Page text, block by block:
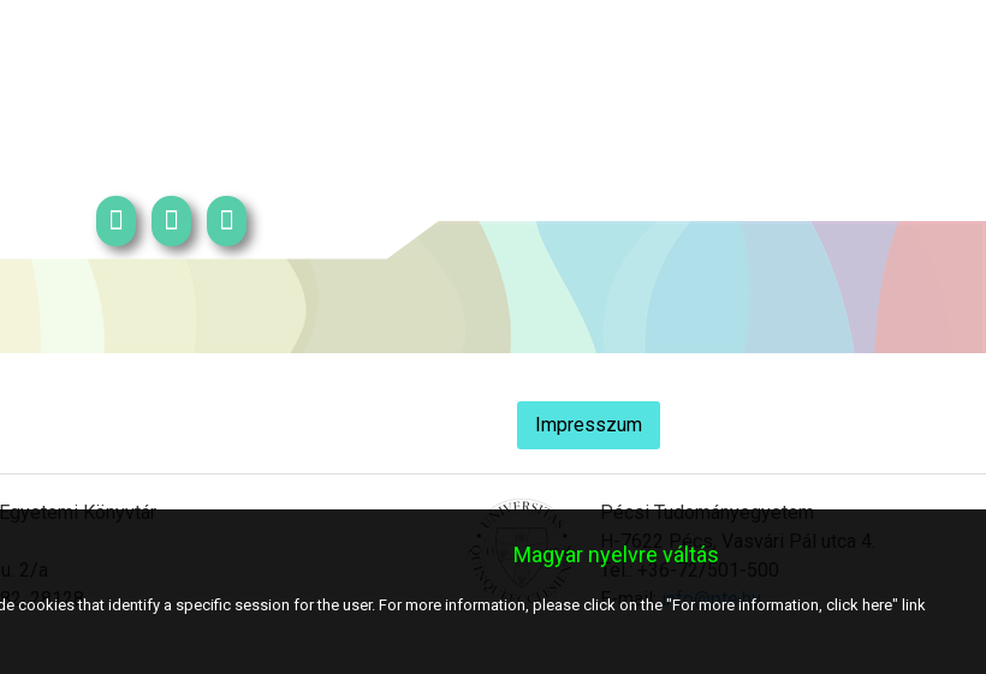
Impresszum
Könyvtár
28128
Pécsi Tudományegyetem
H-7622 Pécs, Vasvári Pál utca 4.
Tel.: +36-72/501-500
E-mail:info@pte.hu
Magyar nyelvre váltás
cookies that identify a specific session for the user. For more information, please click on the "For more information, click here" link